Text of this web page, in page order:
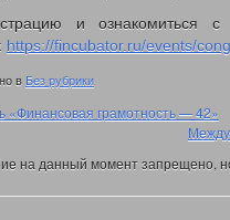
контракт
помощь
о признании граждан
оплату жилого помещения и
государственных и
видами транспорта
выплаты
и ознакомиться
https://fincubator.ru/events/
в Без рубрики
«Финансовая грамотность — 42»
на данный момент запрещено,